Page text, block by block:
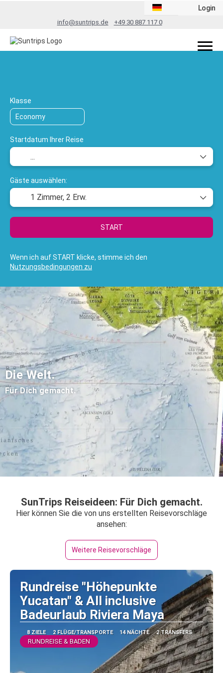
info@suntrips.de +49 30 887 117 0
Login
Die Welt.
Für Dich gemacht.
Klasse
Startdatum Ihrer Reise
Gäste auswählen:
1 Zimmer, 2 Erw.
START
Wenn ich auf START klicke, stimme ich den
Nutzungsbedingungen zu
SunTrips Reiseideen: Für Dich gemacht.
Hier können Sie die von uns erstellten Reisevorschläge
ansehen:
Weitere Reisevorschläge
Rundreise "Höhepunkte
Yucatan" & All inclusive
Badeurlaub Riviera Maya
8 ZIELE 2 FLÜGE/TRANSPORTE 14 NÄCHTE 2 TRANSFERS
RUNDREISE & BADEN